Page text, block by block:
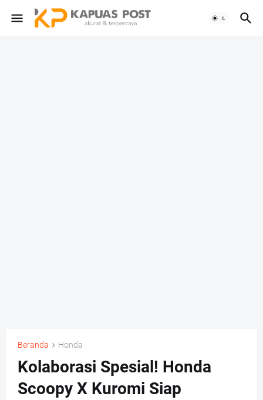
Beranda Honda
Kolaborasi Spesial! Honda
Scoopy X Kuromi Siap